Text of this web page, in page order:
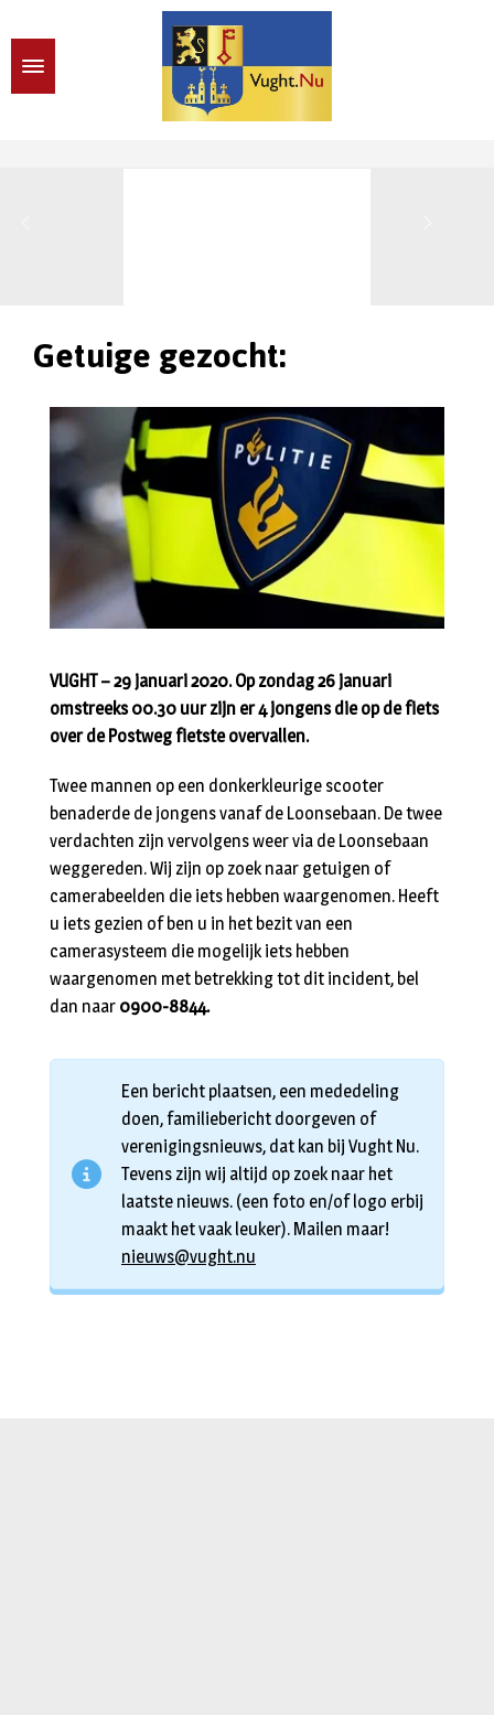
Getuige gezocht:
VUGHT – 29 januari 2020. Op zondag 26 januari
omstreeks 00.30 uur zijn er 4 jongens die op de fiets
over de Postweg fietste overvallen.
Twee mannen op een donkerkleurige scooter
benaderde de jongens vanaf de Loonsebaan. De twee
verdachten zijn vervolgens weer via de Loonsebaan
weggereden. Wij zijn op zoek naar getuigen of
camerabeelden die iets hebben waargenomen. Heeft
u iets gezien of ben u in het bezit van een
camerasysteem die mogelijk iets hebben
waargenomen met betrekking tot dit incident, bel
dan naar 0900-8844.
Een bericht plaatsen, een mededeling
doen, familiebericht doorgeven of
verenigingsnieuws, dat kan bij Vught Nu.
Tevens zijn wij altijd op zoek naar het
laatste nieuws. (een foto en/of logo erbij
maakt het vaak leuker). Mailen maar!
nieuws@vught.nu